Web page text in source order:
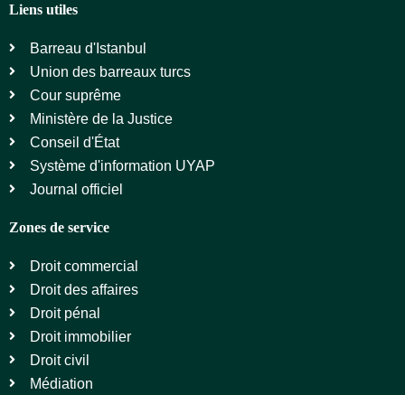
Liens utiles
Barreau d'Istanbul
Union des barreaux turcs
Cour suprême
Ministère de la Justice
Conseil d'État
Système d'information UYAP
Journal officiel
Zones de service
Droit commercial
Droit des affaires
Droit pénal
Droit immobilier
Droit civil
Médiation